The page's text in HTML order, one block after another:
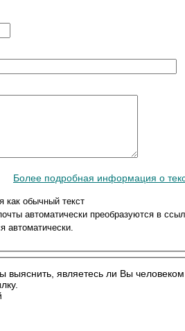
Более подробная информация о
как обычный текст
автоматически преобразуются в
автоматически.
выяснить, являетесь ли Вы